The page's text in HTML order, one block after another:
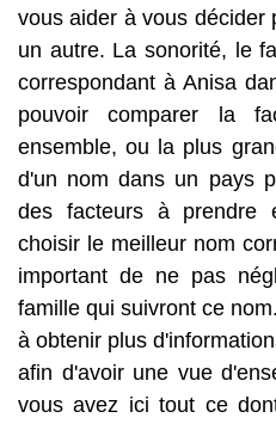
vous aider à vous décider
un autre. La sonorité, le
correspondant à Anisa
pouvoir comparer la
ensemble, ou la plus
d'un nom dans un pays
des facteurs à prendre
choisir le meilleur nom
important de ne pas
famille qui suivront ce
à obtenir plus
afin d'avoir une vue
vous avez ici tout ce